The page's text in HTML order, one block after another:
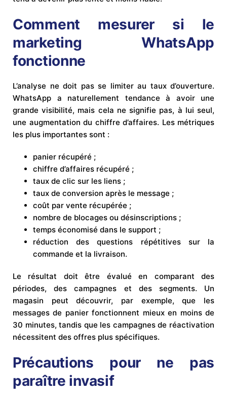
Comment mesurer si le
marketing WhatsApp
fonctionne
L’analyse ne doit pas se limiter au taux d’ouverture.
WhatsApp a naturellement tendance à avoir une
grande visibilité, mais cela ne signifie pas, à lui seul,
une augmentation du chiffre d’affaires. Les métriques
les plus importantes sont :
panier récupéré ;
chiffre d’affaires récupéré ;
taux de clic sur les liens ;
taux de conversion après le message ;
coût par vente récupérée ;
nombre de blocages ou désinscriptions ;
temps économisé dans le support ;
réduction des questions répétitives sur la
commande et la livraison.
Le résultat doit être évalué en comparant des
périodes, des campagnes et des segments. Un
magasin peut découvrir, par exemple, que les
messages de panier fonctionnent mieux en moins de
30 minutes, tandis que les campagnes de réactivation
nécessitent des offres plus spécifiques.
Précautions pour ne pas
paraître invasif